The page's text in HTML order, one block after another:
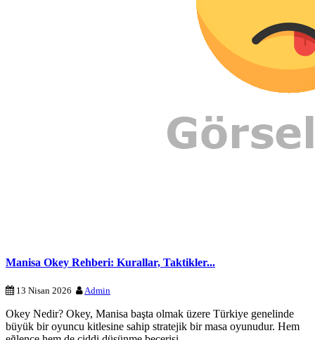
Manisa Okey Rehberi: Kurallar, Taktikler...
13 Nisan 2026 Admin
Okey Nedir? Okey, Manisa başta olmak üzere Türkiye genelinde
büyük bir oyuncu kitlesine sahip stratejik bir masa oyunudur. Hem